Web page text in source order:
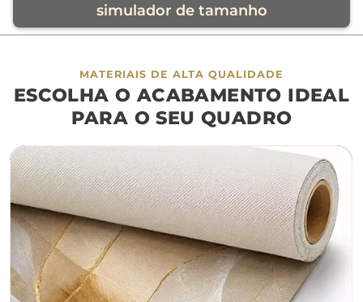
simulador de tamanho
móvel de referência
sofá cama
largura aproximada
160cm 200cm
280cm 320cm
MATERIAIS DE ALTA QUALIDADE
ESCOLHA O ACABAMENTO IDEAL
PARA O SEU QUADRO